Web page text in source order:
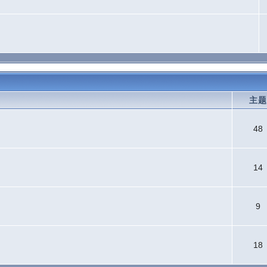
主题
48
14
9
18